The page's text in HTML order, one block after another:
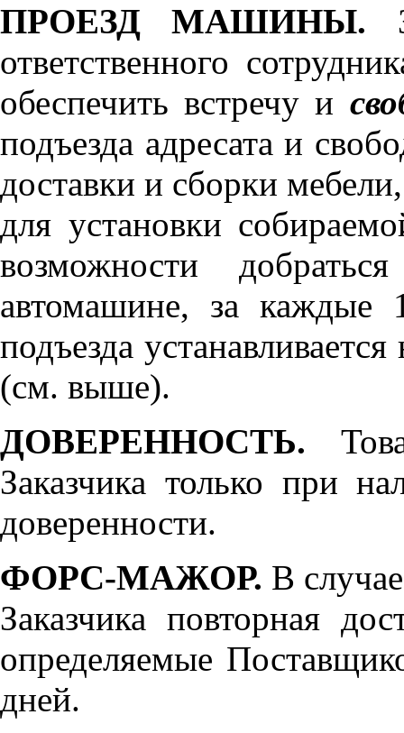
ПРОЕЗД МАШИНЫ.
ответственного
обеспечить встречу и
подъезда адресата и
доставки и сборки
для установки
возможности
автомашине, за каждые
подъезда
(см. выше).
ДОВЕРЕННОСТЬ.
Заказчика только при
доверенности.
ФОРС-МАЖОР. В
Заказчика повторная
определяемые
дней.